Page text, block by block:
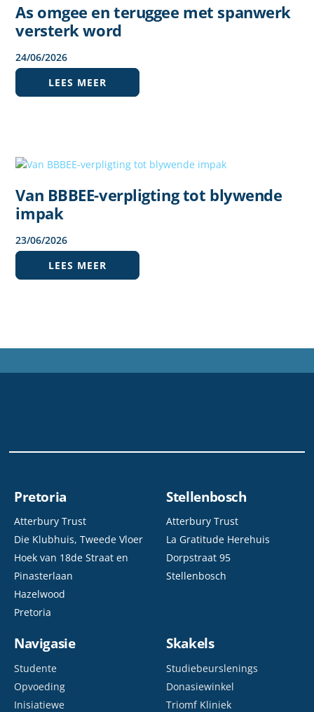
As omgee en teruggee met spanwerk
versterk word
24/06/2026
LEES MEER
Van BBBEE-verpligting tot blywende
impak
23/06/2026
LEES MEER
Pretoria
Atterbury Trust
Die Klubhuis, Tweede Vloer
Hoek van 18de Straat en
Pinasterlaan
Hazelwood
Pretoria
Stellenbosch
Atterbury Trust
La Gratitude Herehuis
Dorpstraat 95
Stellenbosch
Navigasie
Studente
Opvoeding
Inisiatiewe
Skakels
Studiebeurslenings
Donasiewinkel
Triomf Kliniek